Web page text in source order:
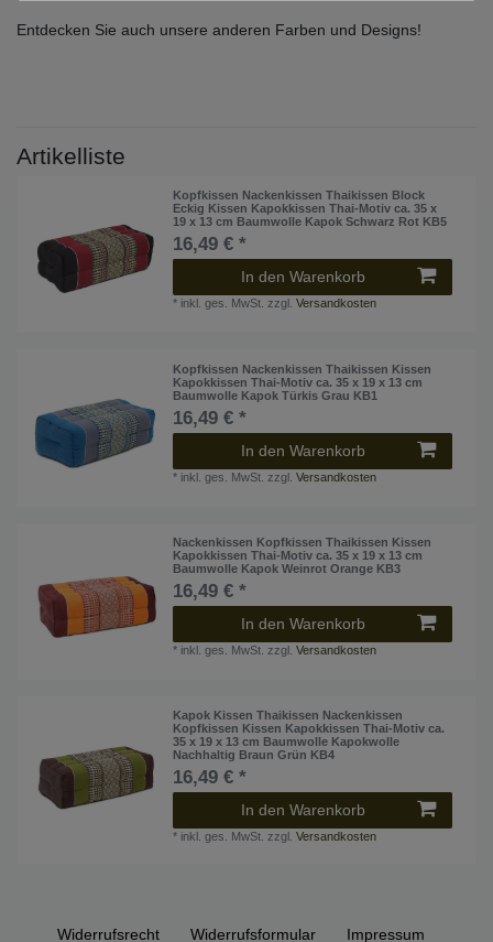
Entdecken Sie auch unsere anderen Farben und Designs!
Artikelliste
Kopfkissen Nackenkissen Thaikissen Block
Eckig Kissen Kapokkissen Thai-Motiv ca. 35 x
19 x 13 cm Baumwolle Kapok Schwarz Rot KB5
16,49 € *
In den Warenkorb
* inkl. ges. MwSt. zzgl.Versandkosten
Kopfkissen Nackenkissen Thaikissen Kissen
Kapokkissen Thai-Motiv ca. 35 x 19 x 13 cm
Baumwolle Kapok Türkis Grau KB1
16,49 € *
In den Warenkorb
* inkl. ges. MwSt. zzgl.Versandkosten
Nackenkissen Kopfkissen Thaikissen Kissen
Kapokkissen Thai-Motiv ca. 35 x 19 x 13 cm
Baumwolle Kapok Weinrot Orange KB3
16,49 € *
In den Warenkorb
* inkl. ges. MwSt. zzgl.Versandkosten
Kapok Kissen Thaikissen Nackenkissen
Kopfkissen Kissen Kapokkissen Thai-Motiv ca.
35 x 19 x 13 cm Baumwolle Kapokwolle
Nachhaltig Braun Grün KB4
16,49 € *
In den Warenkorb
* inkl. ges. MwSt. zzgl.Versandkosten
Widerrufs­recht Widerrufs­formular Impressum